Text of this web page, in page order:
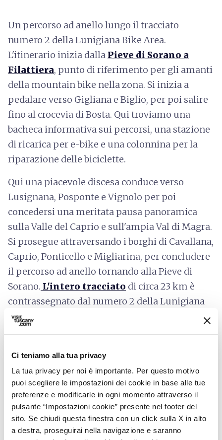
Ci teniamo alla tua privacy
La tua privacy per noi è importante. Per questo motivo
puoi scegliere le impostazioni dei cookie in base alle tue
preferenze e modificarle in ogni momento attraverso il
pulsante “Impostazioni cookie” presente nel footer del
sito. Se chiudi questa finestra con un click sulla X in alto
a destra, proseguirai nella navigazione e saranno
Un percorso ad anello lungo il tracciato
numero 2 della Lunigiana Bike Area.
L'itinerario inizia dalla Pieve di Sorano a
Filattiera, punto di riferimento per gli amanti
della mountain bike nella zona. Si inizia a
pedalare verso Gigliana e Biglio, per poi salire
fino al crocevia di Bosta. Qui troviamo una
bacheca informativa sui percorsi, una stazione
di ricarica per e-bike e una colonnina per la
riparazione delle biciclette.
Qui una piacevole discesa conduce verso
Lusignana, Posponte e Vignolo per poi
concedersi una meritata pausa panoramica
sulla Valle del Caprio e sull'ampia Val di Magra.
Si prosegue attraversando i borghi di Cavallana,
Caprio, Ponticello e Migliarina, per concludere
il percorso ad anello tornando alla Pieve di
Sorano. L'intero tracciato di circa 23 km è
contrassegnato dal numero 2 della Lunigiana
Bike Area.
directions Come arrivare
Caprio, MS, Italia
Indicazioniopen_in_new